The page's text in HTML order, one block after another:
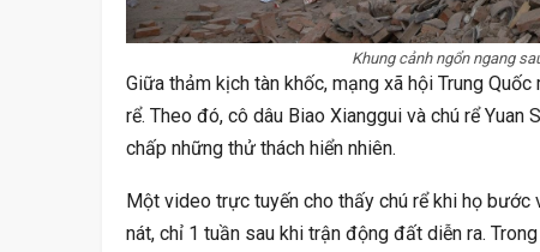
Khung cảnh ngổn ngang
Giữa thảm kịch tàn khốc, mạng xã hội Trung
rể. Theo đó, cô dâu Biao Xianggui và chú rể
chấp những thử thách hiển nhiên.
Một video trực tuyến cho thấy chú rể khi họ
nát, chỉ 1 tuần sau khi trận động đất diễn ra.
Nên Mua Đồng Hồ Định Vị Trẻ Em Loại
Nào Tốt? Mua Ở Đâu? Nên…
Ninh